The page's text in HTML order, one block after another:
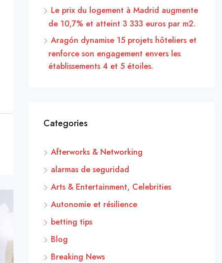
Le prix du logement à Madrid augmente
de 10,7% et atteint 3 333 euros par m2.
Aragón dynamise 15 projets hôteliers et
renforce son engagement envers les
établissements 4 et 5 étoiles.
Categories
Afterworks & Networking
alarmas de seguridad
Arts & Entertainment, Celebrities
Autonomie et résilience
betting tips
Blog
Breaking News